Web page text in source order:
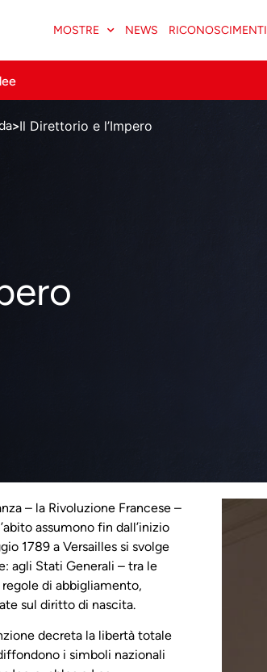
MOSTRE NEWS RICONOSCIMENTI
>Il Direttorio e l’Impero
– la Rivoluzione Francese –
assumono fin dall’inizio
1789 a Versailles si svolge
agli Stati Generali – tra le
di abbigliamento,
sul diritto di nascita.
decreta la libertà totale
i simboli nazionali